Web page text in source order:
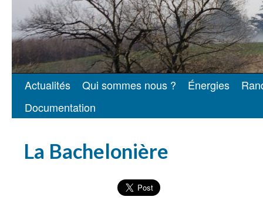
Aller
au
Actualités Qui sommes nous ? Énergies
Documentation
La Bachelonière